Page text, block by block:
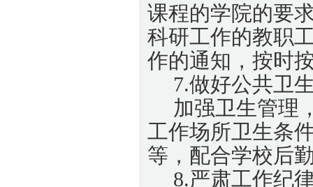
课程的学院的要
科研工作的教职
作的通知，按时
7.做好公共卫
加强卫生管理
工作场所卫生条
等，配合学校后
8.严肃工作纪